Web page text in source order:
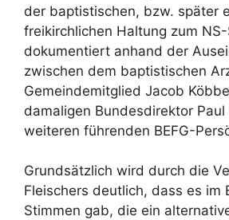
der baptistischen, bzw. später
freikirchlichen Haltung zum
dokumentiert anhand der
zwischen dem baptistischen
Gemeindemitglied Jacob
damaligen Bundesdirektor
weiteren führenden BEFG-
Grundsätzlich wird durch die
Fleischers deutlich, dass es im
Stimmen gab, die ein